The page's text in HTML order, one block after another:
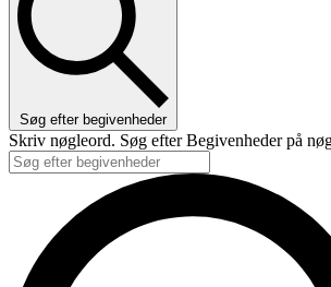
Søg efter begivenheder
Skriv nøgleord. Søg efter Begivenheder på